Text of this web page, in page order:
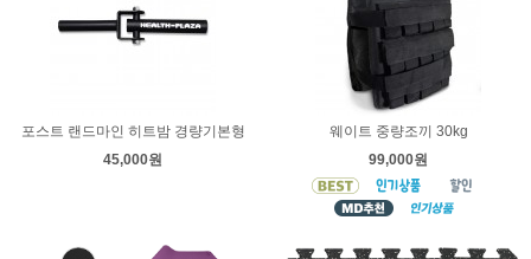
포스트 랜드마인 히트밤 경량기본형
45,000원
웨이트 중량조끼 30kg
99,000원